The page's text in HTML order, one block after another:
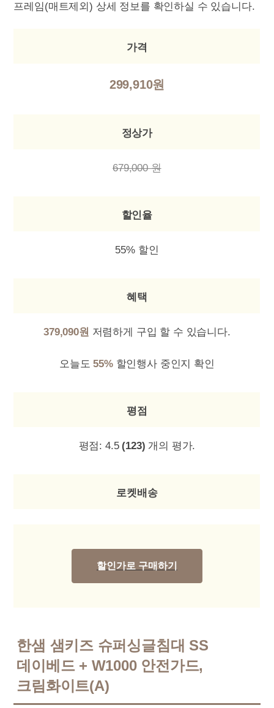
프레임(매트제외) 상세 정보를 확인하실 수 있습니다.
가격
299,910원
정상가
679,000 원
할인율
55% 할인
혜택
379,090원 저렴하게 구입 할 수 있습니다.
오늘도55%할인행사 중인지 확인
평점
평점: 4.5 (123) 개의 평가.
로켓배송
할인가로 구매하기
한샘 샘키즈 슈퍼싱글침대 SS
데이베드 + W1000 안전가드,
크림화이트(A)